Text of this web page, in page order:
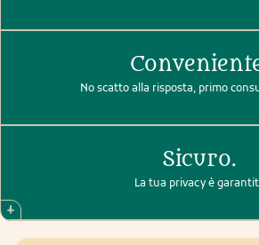
No scatto alla risposta, primo
Sicuro.
La tua privacy è